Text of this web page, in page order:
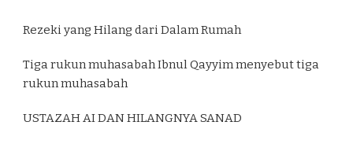
Rezeki yang Hilang dari Dalam Rumah
Tiga rukun muhasabah Ibnul Qayyim menyebut tiga
rukun muhasabah
USTAZAH AI DAN HILANGNYA SANAD